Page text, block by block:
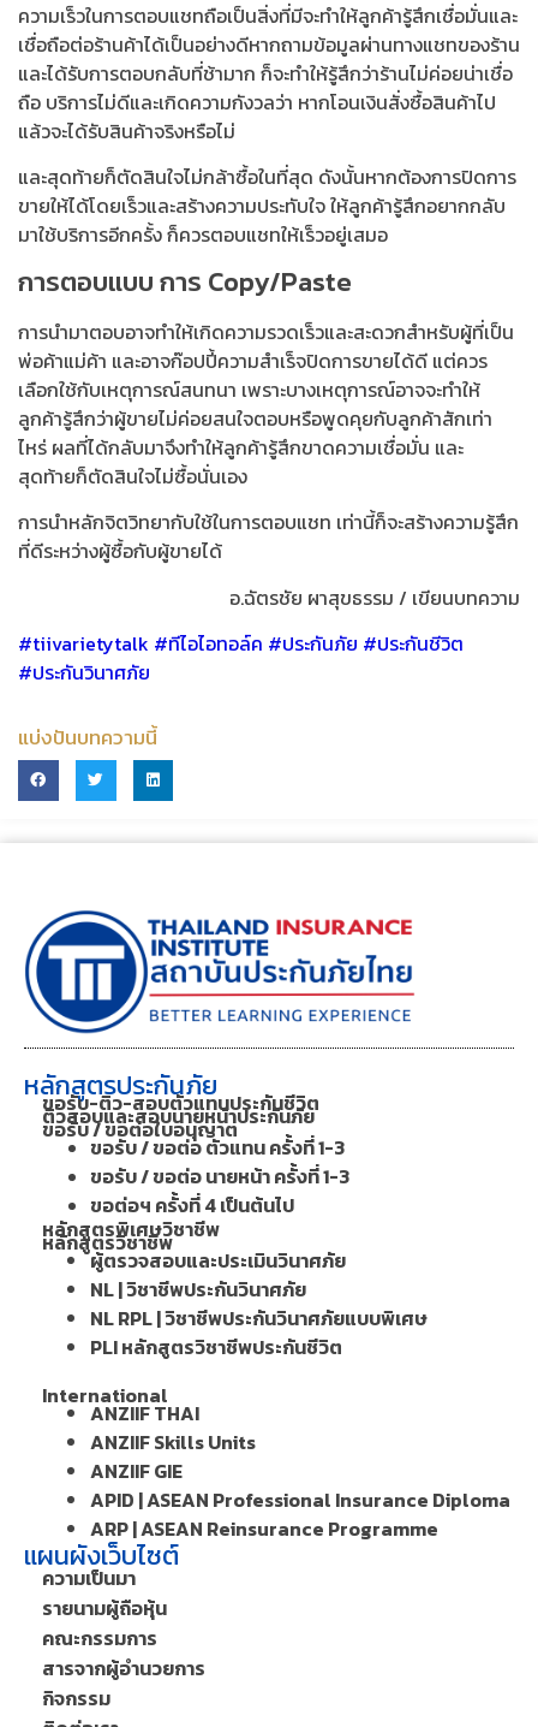
ความเร็วในการตอบแชทถือเป็นสิ่งที่มีจะทำให้ลูกค้ารู้สึกเชื่อมั่นและ
เชื่อถือต่อร้านค้าได้เป็นอย่างดีหากถามข้อมูลผ่านทางแชทของร้าน
และได้รับการตอบกลับที่ช้ามาก ก็จะทำให้รู้สึกว่าร้านไม่ค่อยน่าเชื่อ
ถือ บริการไม่ดีและเกิดความกังวลว่า หากโอนเงินสั่งซื้อสินค้าไป
แล้วจะได้รับสินค้าจริงหรือไม่
และสุดท้ายก็ตัดสินใจไม่กล้าซื้อในที่สุด ดังนั้นหากต้องการปิดการ
ขายให้ได้โดยเร็วและสร้างความประทับใจ ให้ลูกค้ารู้สึกอยากกลับ
มาใช้บริการอีกครั้ง ก็ควรตอบแชทให้เร็วอยู่เสมอ
การตอบแบบ การ Copy/Paste
การนำมาตอบอาจทำให้เกิดความรวดเร็วและสะดวกสำหรับผู้ที่เป็น
พ่อค้าแม่ค้า และอาจก๊อปปี้ความสำเร็จปิดการขายได้ดี แต่ควร
เลือกใช้กับเหตุการณ์สนทนา เพราะบางเหตุการณ์อาจจะทำให้
ลูกค้ารู้สึกว่าผู้ขายไม่ค่อยสนใจตอบหรือพูดคุยกับลูกค้าสักเท่า
ไหร่ ผลที่ได้กลับมาจึงทำให้ลูกค้ารู้สึกขาดความเชื่อมั่น และ
สุดท้ายก็ตัดสินใจไม่ซื้อนั่นเอง
การนำหลักจิตวิทยากับใช้ในการตอบแชท เท่านี้ก็จะสร้างความรู้สึก
ที่ดีระหว่างผู้ซื้อกับผู้ขายได้
อ.ฉัตรชัย​ ผาสุขธรรม​ / เขียนบทความ
#tiivarietytalk #ทีไอไอทอล์ค​ #ประกันภัย #ประกันชีวิต
#ประกันวินาศภัย
แบ่งปันบทความนี้
หลักสูตรประกันภัย
ขอรับ-ติว-สอบตัวแทนประกันชีวิต
ติวสอบและสอบนายหน้าประกันภัย
ขอรับ / ขอต่อใบอนุญาต
ขอรับ / ขอต่อ ตัวแทน ครั้งที่ 1-3
ขอรับ / ขอต่อ นายหน้า ครั้งที่ 1-3
ขอต่อฯ ครั้งที่ 4 เป็นต้นไป
หลักสูตรพิเศษวิชาชีพ
หลักสูตรวิชาชีพ
ผู้ตรวจสอบและประเมินวินาศภัย
NL | วิชาชีพประกันวินาศภัย
NL RPL | วิชาชีพประกันวินาศภัยแบบพิเศษ
PLI หลักสูตรวิชาชีพประกันชีวิต
International
ANZIIF THAI
ANZIIF Skills Units
ANZIIF GIE
APID | ASEAN Professional Insurance Diploma
ARP | ASEAN Reinsurance Programme
แผนผังเว็บไซต์
ความเป็นมา
รายนามผู้ถือหุ้น
คณะกรรมการ
สารจากผู้อำนวยการ
กิจกรรม